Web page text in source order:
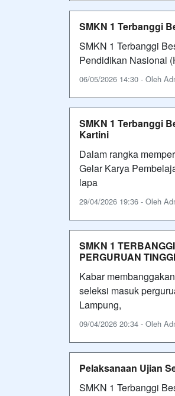
SMKN 1 Terbanggi
SMKN 1 Terbanggi
Pendidikan Nasional
06/05/2026 14:30 - Oleh
SMKN 1 Terbanggi
Kartini
Dalam rangka
Gelar Karya
lapa
29/04/2026 19:36 - Oleh
SMKN 1
PERGURUAN
Kabar
seleksi masuk
Lampung,
09/04/2026 20:34 - Oleh
Pelaksanaan Ujian
SMKN 1 Terbanggi